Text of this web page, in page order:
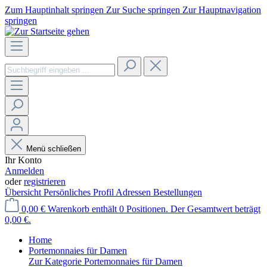
Zum Hauptinhalt springen Zur Suche springen Zur Hauptnavigation
springen
Menü schließen
Ihr Konto
Anmelden
oderregistrieren
Übersicht Persönliches Profil Adressen Bestellungen
0,00 € Warenkorb enthält 0 Positionen. Der Gesamtwert beträgt
0,00 €.
Home
Portemonnaies für Damen
Zur Kategorie Portemonnaies für Damen